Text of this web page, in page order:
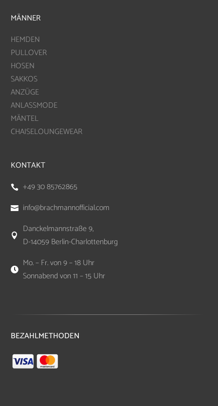
MÄNNER
HEMDEN
PULLOVER
HOSEN
SAKKOS
ANZÜGE
ANLASSMODE
MÄNTEL
CHAISELOUNGEWEAR
KONTAKT
 +49 30 85762865
 info@brachmannofficial.com

Danckelmannstraße 9,
D-14059 Berlin-Charlottenburg

Mo. – Fr. von 9 – 18 Uhr
Sonnabend von 11 – 15 Uhr
BEZAHLMETHODEN